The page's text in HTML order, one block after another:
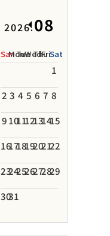
2026.08
SanMonTueWed
Thu
FriSat
1
2 3 4 5 6 7 8
9101112131415
16171819202122
23242526272829
3031